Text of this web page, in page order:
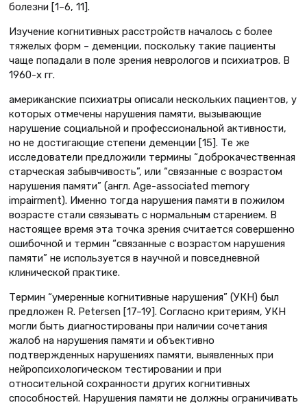
болезни [1–6, 11].
Изучение когнитивных расстройств началось с более
тяжелых форм – деменции, поскольку такие пациенты
чаще попадали в поле зрения неврологов и психиатров. В
1960-х гг.
американские психиатры описали нескольких пациентов, у
которых отмечены нарушения памяти, вызывающие
нарушение социальной и профессиональной активности,
но не достигающие степени деменции [15]. Те же
исследователи предложили термины “доброкачественная
старческая забывчивость”, или “связанные с возрастом
нарушения памяти” (англ. Age-associated memory
impairment). Именно тогда нарушения памяти в пожилом
возрасте стали связывать с нормальным старением. В
настоящее время эта точка зрения считается совершенно
ошибочной и термин “связанные с возрастом нарушения
памяти” не используется в научной и повседневной
клинической практике.
Термин “умеренные когнитивные нарушения” (УКН) был
предложен R. Petersen [17–19]. Согласно критериям, УКН
могли быть диагностированы при наличии сочетания
жалоб на нарушения памяти и объективно
подтвержденных нарушениях памяти, выявленных при
нейропсихологическом тестировании и при
относительной сохранности других когнитивных
способностей. Нарушения памяти не должны ограничивать